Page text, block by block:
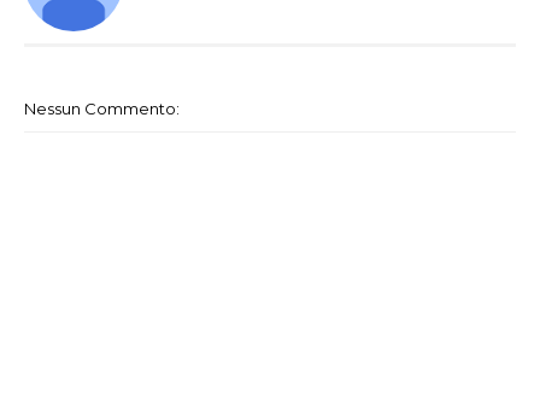
Nessun Commento: